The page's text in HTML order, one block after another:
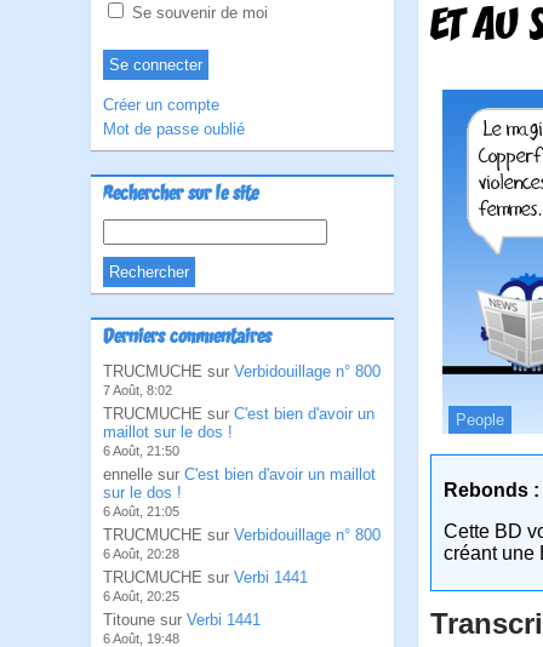
Se souvenir de moi
Créer un compte
Mot de passe oublié
Rechercher sur le site
Derniers commentaires
TRUCMUCHE sur Verbidouillage n° 800
7 Août, 8:02
TRUCMUCHE sur C'est bien d'avoir un
maillot sur le dos !
6 Août, 21:50
ennelle sur C'est bien d'avoir un maillot
sur le dos !
6 Août, 21:05
TRUCMUCHE sur Verbidouillage n° 800
6 Août, 20:28
TRUCMUCHE sur Verbi 1441
6 Août, 20:25
Titoune sur Verbi 1441
6 Août, 19:48
ET AU
People
Rebonds :
Cette BD
créant une